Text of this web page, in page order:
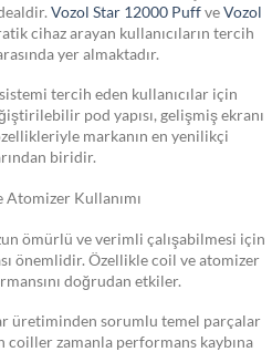
Vozol Star 12000 PuffveVozol
cihaz arayan kullanıcıların tercih
yer almaktadır.
tercih eden kullanıcılar için
pod yapısı, gelişmiş ekranı
markanın en yenilikçi
biridir.
Kullanımı
ömürlü ve verimli çalışabilmesi için
önemlidir. Özellikle coil ve atomizer
doğrudan etkiler.
üretiminden sorumlu temel parçalar
coiller zamanla performans kaybına